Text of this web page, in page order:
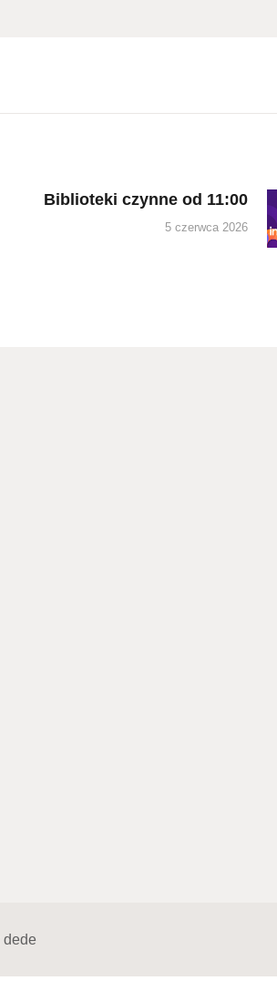
Next
post:
Biblioteki czynne od 11:00
5 czerwca 2026
dede